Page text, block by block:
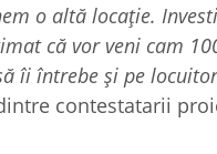
o altă locație.
că vor veni cam
îi întrebe și pe
contestatarii